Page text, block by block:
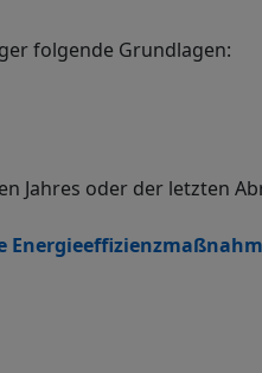
folgende Grundlagen:
Jahres oder der letzten